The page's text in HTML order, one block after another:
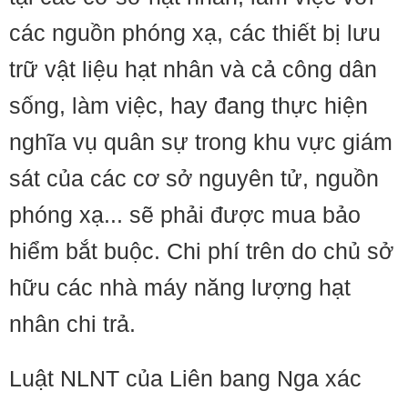
các nguồn phóng xạ, các thiết bị lưu
trữ vật liệu hạt nhân và cả công dân
sống, làm việc, hay đang thực hiện
nghĩa vụ quân sự trong khu vực giám
sát của các cơ sở nguyên tử, nguồn
phóng xạ... sẽ phải được mua bảo
hiểm bắt buộc. Chi phí trên do chủ sở
hữu các nhà máy năng lượng hạt
nhân chi trả.
Luật NLNT của Liên bang Nga xác